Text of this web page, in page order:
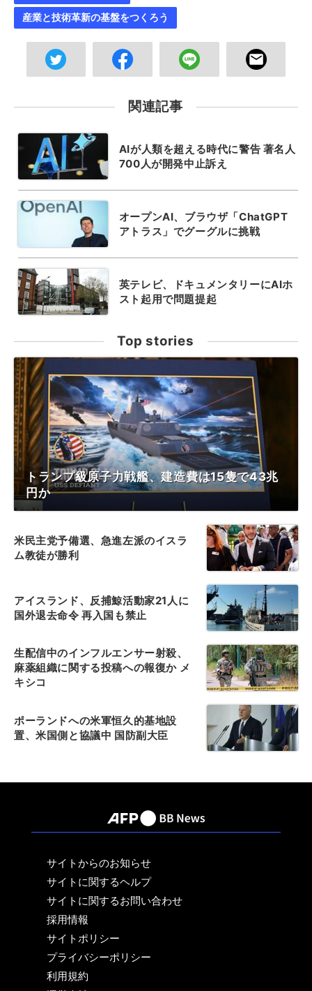
産業と技術革新の基盤をつくろう
関連記事
AIが人類を超える時代に警告 著名人
700人が開発中止訴え
オープンAI、ブラウザ「ChatGPT
アトラス」でグーグルに挑戦
英テレビ、ドキュメンタリーにAIホ
スト起用で問題提起
Top stories
トランプ級原子力戦艦、建造費は15隻で43兆
円か
米民主党予備選、急進左派のイスラ
ム教徒が勝利
アイスランド、反捕鯨活動家21人に
国外退去命令 再入国も禁止
生配信中のインフルエンサー射殺、
麻薬組織に関する投稿への報復か メ
キシコ
ポーランドへの米軍恒久的基地設
置、米国側と協議中 国防副大臣
サイトからのお知らせ
サイトに関するヘルプ
サイトに関するお問い合わせ
採用情報
サイトポリシー
プライバシーポリシー
利用規約